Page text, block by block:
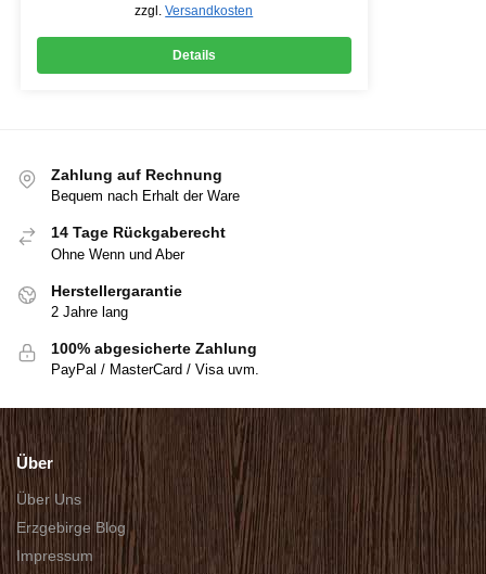
zzgl.Versandkosten
Details
Zahlung auf Rechnung
Bequem nach Erhalt der Ware
14 Tage Rückgaberecht
Ohne Wenn und Aber
Herstellergarantie
2 Jahre lang
100% abgesicherte Zahlung
PayPal / MasterCard / Visa uvm.
Über
Über Uns
Erzgebirge Blog
Impressum